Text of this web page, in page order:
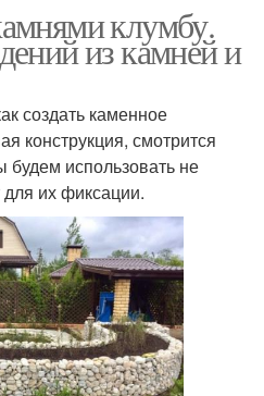
клумбу.
из камней и
создать каменное
конструкция, смотрится
использовать не
их фиксации.